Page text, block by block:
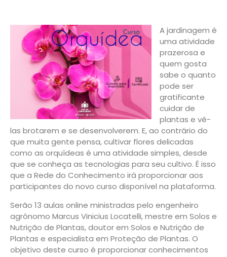
A jardinagem é
uma atividade
prazerosa e
quem gosta
sabe o quanto
pode ser
gratificante
cuidar de
plantas e vê-
las brotarem e se desenvolverem. E, ao contrário do
que muita gente pensa, cultivar flores delicadas
como as orquídeas é uma atividade simples, desde
que se conheça as tecnologias para seu cultivo. É isso
que a Rede do Conhecimento irá proporcionar aos
participantes do novo curso disponível na plataforma.
Serão 13 aulas online ministradas pelo engenheiro
agrônomo Marcus Vinicius Locatelli, mestre em Solos e
Nutrição de Plantas, doutor em Solos e Nutrição de
Plantas e especialista em Proteção de Plantas. O
objetivo deste curso é proporcionar conhecimentos